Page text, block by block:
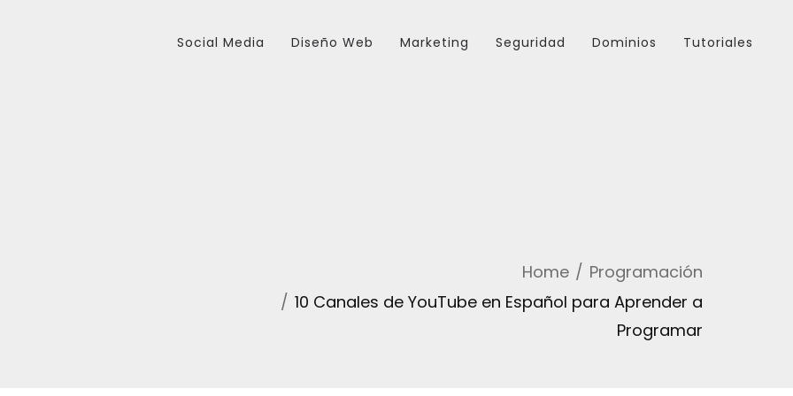
Social Media Diseño Web Marketing Seguridad Dominios Tutoriales
Home
Programación
10 Canales de YouTube en Español para Aprender a
Programar